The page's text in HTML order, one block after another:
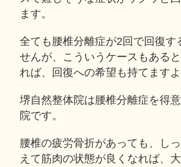
ます。
全ても腰椎分離症が2回で回復す
せんが、こういうケースもある
れば、回復への希望も持てますよ
堺自然整体院は腰椎分離症を得
院です。
腰椎の疲労骨折があっても、し
えて筋肉の状態が良くなれば、